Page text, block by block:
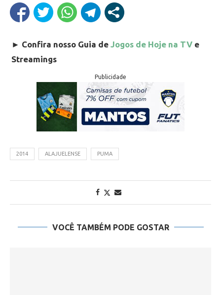
► Confira nosso Guia de Jogos de Hoje na TV e
Streamings
Publicidade
2014 ALAJUELENSE PUMA
VOCÊ TAMBÉM PODE GOSTAR